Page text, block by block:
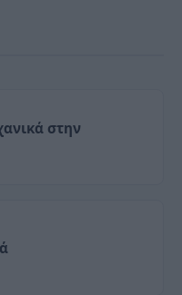
στην